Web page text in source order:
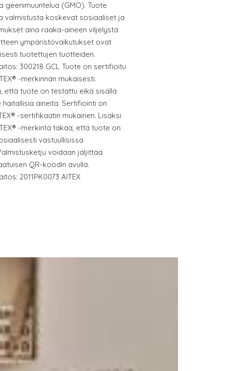
(GMO). Tuote
valmistusta koskevat sosiaaliset ja
aina raaka-aineen viljelystä
ympäristövaikutukset ovat
tuotettujen tuotteiden.
300218 GCL Tuote on sertifioitu
-merkinnän mukaisesti.
että tuote on testattu eikä sisällä
aineita. Sertifiointi on
-sertifikaatin mukainen. Lisäksi
TEX® -merkintä takaa, että tuote on
vastuullisissa
voidaan jäljittää
QR-koodin avulla.
2011PK0073 AITEX